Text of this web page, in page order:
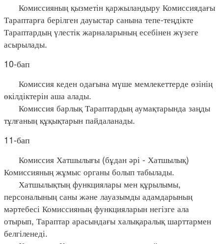
Комиссияның қызметін қаржыландыру Комиссиядағы
Тараптарға берілген дауыстар санына тепе-теңдікте
Тараптардың үлестік жарналарының есебінен жүзеге
асырылады.
10-бап
Комиссия кеден одағына мүше мемлекеттерде өзінің
өкілдіктерін аша алады.
Комиссия барлық Тараптардың аумақтарында заңды
тұлғаның құқықтарын пайдаланады.
11-бап
Комиссия Хатшылығы (бұдан әрі - Хатшылық)
Комиссияның жұмыс органы болып табылады.
Хатшылықтың функциялары мен құрылымы,
персоналының саны және лауазымды адамдарының
мәртебесі Комиссияның функцияларын негізге ала
отырып, Тараптар арасындағы халықаралық шарттармен
белгіленеді.